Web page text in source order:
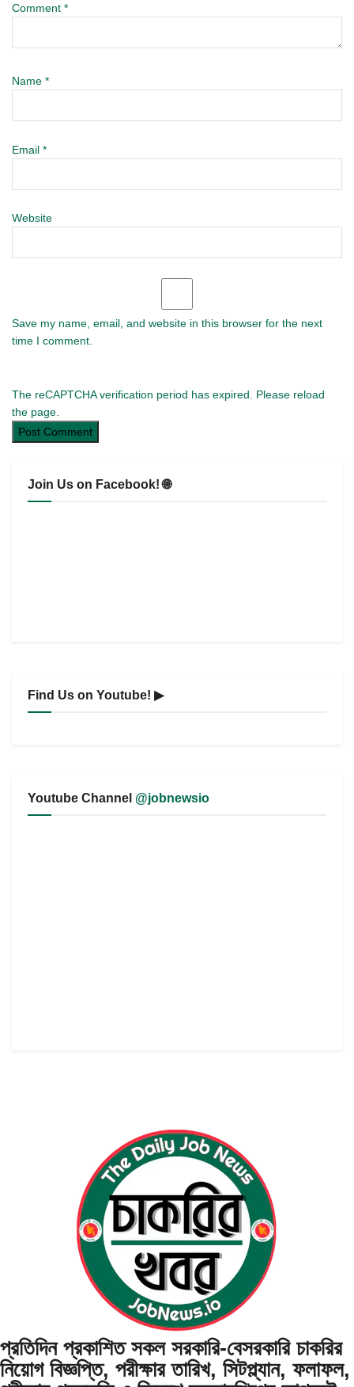
Comment *
Name *
Email *
Website
Save my name, email, and website in this browser for the next
time I comment.
The reCAPTCHA verification period has expired. Please reload
the page.
Join Us on Facebook! 🌐
Find Us on Youtube! ▶
Youtube Channel @jobnewsio
প্রতিদিন প্রকাশিত সকল সরকারি-বেসরকারি চাকরির
নিয়োগ বিজ্ঞপ্তি, পরীক্ষার তারিখ, সিটপ্ল্যান, ফলাফল,